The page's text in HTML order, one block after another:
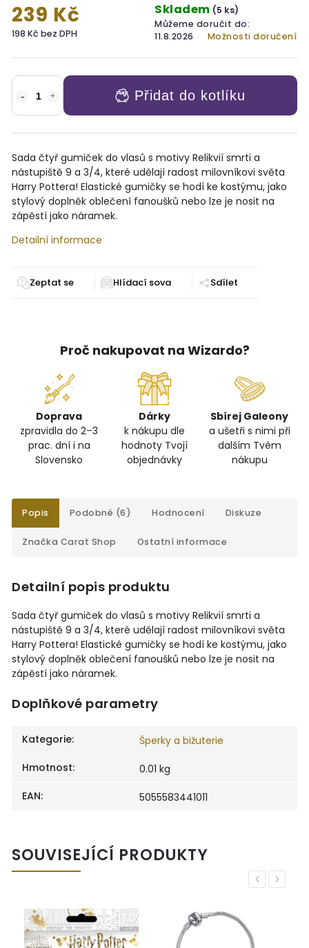
239 Kč
198 Kč bez DPH
Skladem (5 ks)
Můžeme doručit do:
11.8.2026
Možnosti doručení
Přidat do kotlíku
Sada čtyř gumiček do vlasů s motivy Relikvií smrti a
nástupiště 9 a 3/4, které udělají radost milovníkovi světa
Harry Pottera! Elastické gumičky se hodí ke kostýmu, jako
stylový doplněk oblečení fanoušků nebo lze je nosit na
zápěstí jako náramek.
Detailní informace
Zeptat se Sdílet
Proč nakupovat na Wizardo?
Doprava
zpravidla do 2–3
prac. dní i na
Slovensko
Dárky
k nákupu dle
hodnoty Tvojí
objednávky
Sbírej Galeony
a ušetři s nimi při
dalším Tvém
nákupu
Popis Podobné (6) Hodnocení Diskuze
Značka Carat Shop Ostatní informace
Detailní popis produktu
Sada čtyř gumiček do vlasů s motivy Relikvií smrti a
nástupiště 9 a 3/4, které udělají radost milovníkovi světa
Harry Pottera! Elastické gumičky se hodí ke kostýmu, jako
stylový doplněk oblečení fanoušků nebo lze je nosit na
zápěstí jako náramek.
Doplňkové parametry
Kategorie:
Šperky a bižuterie
Hmotnost:
0.01 kg
EAN: 5055583441011
SOUVISEJÍCÍ PRODUKTY
Previous
Next